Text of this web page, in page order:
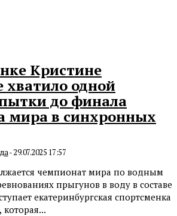
Кристине
одной
до финала
мира в синхронных
-29.07.2025 17:57
чемпионат мира по водным
прыгунов в воду в составе
екатеринбургская спортсменка